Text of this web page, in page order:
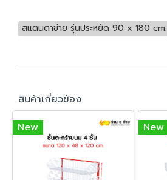
สแตนตาข่าย รุ่นประหยัด 90 x 180 cm.
สินค้าเกี่ยวข้อง
New
New